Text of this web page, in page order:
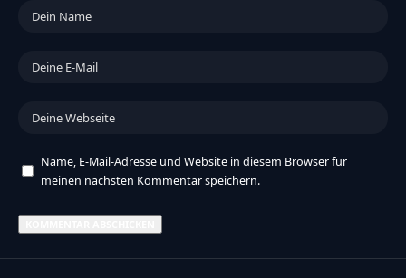
Name, E-Mail-Adresse und Website in diesem Browser für
meinen nächsten Kommentar speichern.